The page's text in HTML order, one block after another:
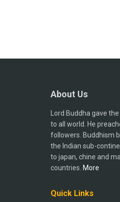
About Us
Lord Buddha gave
to all world. He
followers. Buddhism
the Indian sub-
to japan, chine and
countries. More
Quick Links